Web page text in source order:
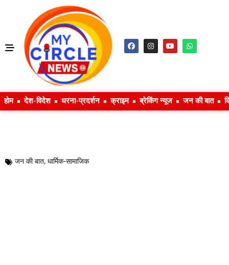
होम देश-विदेश धरना-प्रदर्शन क्राइम ब्रेकिंग न्यूज जन की बात
जन की बात, धार्मिक-सामाजिक